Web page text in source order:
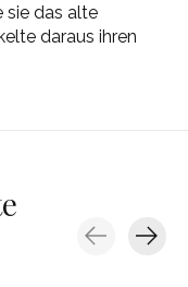
sie das alte
daraus ihren